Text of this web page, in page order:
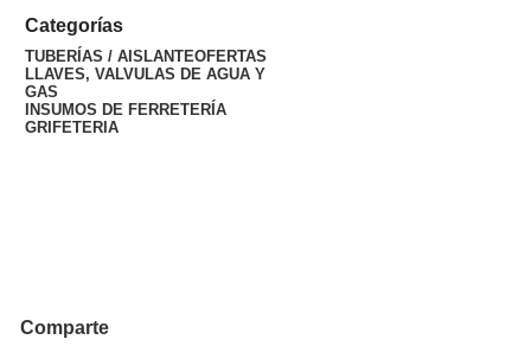
Categorías
TUBERÍAS / AISLANTEOFERTAS
LLAVES, VALVULAS DE AGUA Y
GAS
INSUMOS DE FERRETERÍA
GRIFETERIA
Comparte